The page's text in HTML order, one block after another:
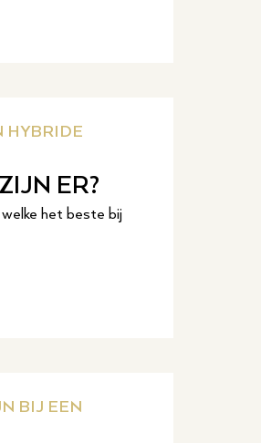
HYBRIDE
ER?
welke het beste bij
BIJ EEN